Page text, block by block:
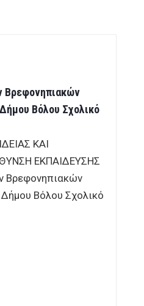
Βρεφονηπιακών
Βόλου Σχολικό
ΚΑΙ
ΕΚΠΑΙΔΕΥΣΗΣ
Βρεφονηπιακών
Βόλου Σχολικό